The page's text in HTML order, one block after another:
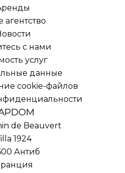
агентство
с нами
услуг
данные
cookie-файлов
de Beauvert
1924
Антиб